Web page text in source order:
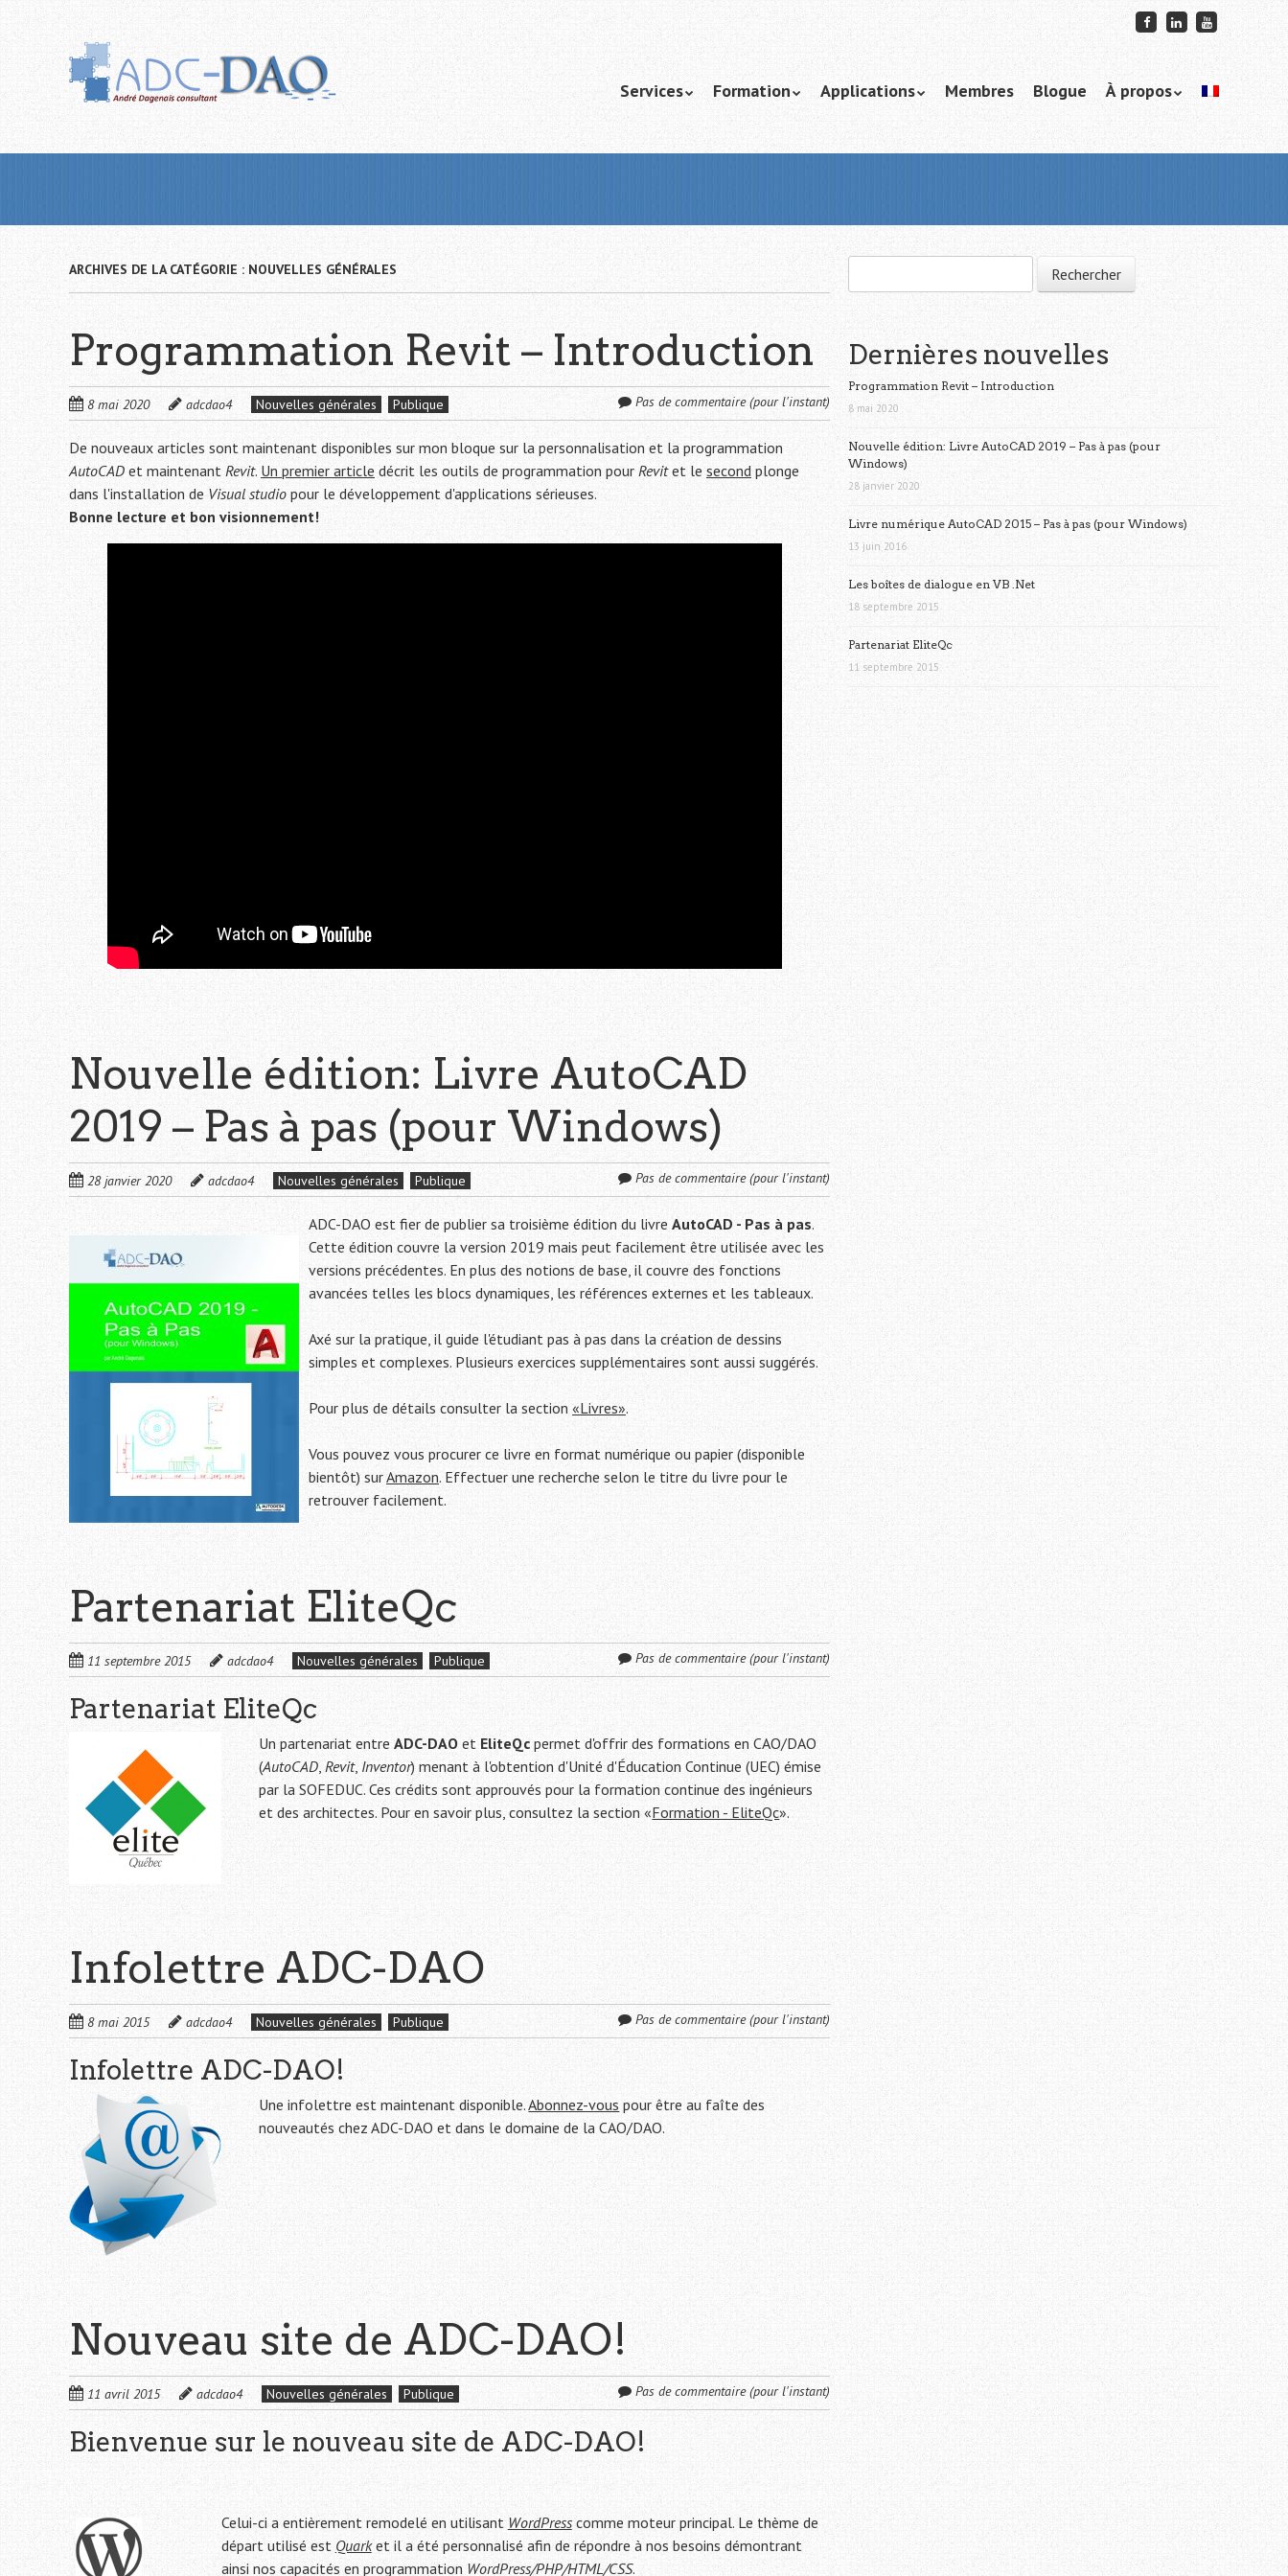
Passer
principal
Menu
Passer au contenu
Services Formation Applications Membres Blogue À propos
ARCHIVES DE LA CATÉGORIE : NOUVELLES GÉNÉRALES
Programmation Revit – Introduction
8 mai 2020 adcdao4 Nouvelles générales Publique Pas de commentaire (pour l'instant)
De nouveaux articles sont maintenant disponibles sur mon bloque sur la personnalisation et la programmation
AutoCAD et maintenant Revit. Un premier article décrit les outils de programmation pour Revitet le second plonge
dans l'installation de Visual studio pour le développement d'applications sérieuses.
Bonne lecture et bon visionnement!
Nouvelle édition: Livre AutoCAD
2019 – Pas à pas (pour Windows)
28 janvier 2020 adcdao4 Nouvelles générales Publique Pas de commentaire (pour l'instant)
ADC-DAO est fier de publier sa troisième édition du livre AutoCAD - Pas à pas.
Cette édition couvre la version 2019 mais peut facilement être utilisée avec les
versions précédentes. En plus des notions de base, il couvre des fonctions
avancées telles les blocs dynamiques, les références externes et les tableaux.
Axé sur la pratique, il guide l'étudiant pas à pas dans la création de dessins
simples et complexes. Plusieurs exercices supplémentaires sont aussi suggérés.
Pour plus de détails consulter la section «Livres».
Vous pouvez vous procurer ce livre en format numérique ou papier (disponible
bientôt) surAmazon. Effectuer une recherche selon le titre du livre pour le
retrouver facilement.
Partenariat EliteQc
11 septembre 2015 adcdao4 Nouvelles générales Publique Pas de commentaire (pour l'instant)
Partenariat EliteQc
Un partenariat entreADC-DAO etEliteQc permet d'offrir des formations en CAO/DAO
(AutoCAD,Revit, Inventor) menant à l'obtention d'Unité d'Éducation Continue (UEC) émise
par la SOFEDUC. Ces crédits sont approuvés pour la formation continue des ingénieurs
et des architectes. Pour en savoir plus, consultez la section «Formation - EliteQc».
Infolettre ADC-DAO
8 mai 2015 adcdao4 Nouvelles générales Publique Pas de commentaire (pour l'instant)
Infolettre ADC-DAO!
Une infolettre est maintenant disponible.Abonnez-vous pour être au faîte des
nouveautés chez ADC-DAO et dans le domaine de la CAO/DAO.
Nouveau site de ADC-DAO!
11 avril 2015 adcdao4 Nouvelles générales Publique Pas de commentaire (pour l'instant)
Bienvenue sur le nouveau site de ADC-DAO!
Celui-ci a entièrement remodelé en utilisant WordPresscomme moteur principal. Le thème de
départ utilisé est Quarket il a été personnalisé afin de répondre à nos besoins démontrant
ainsi nos capacités en programmation WordPress/PHP/HTML/CSS.
Dernières nouvelles
Programmation Revit – Introduction
8 mai 2020
Nouvelle édition: Livre AutoCAD 2019 – Pas à pas (pour
Windows)
28 janvier 2020
Livre numérique AutoCAD 2015 – Pas à pas (pour Windows)
13 juin 2016
Les boîtes de dialogue en VB .Net
18 septembre 2015
Partenariat EliteQc
11 septembre 2015